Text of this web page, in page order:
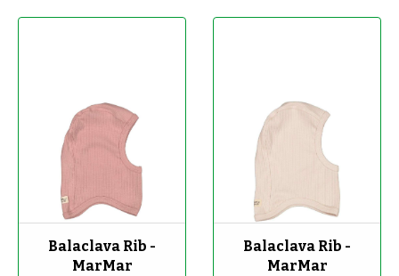
-50%
Balaclava Rib -
MarMar
-50%
Balaclava Rib -
MarMar